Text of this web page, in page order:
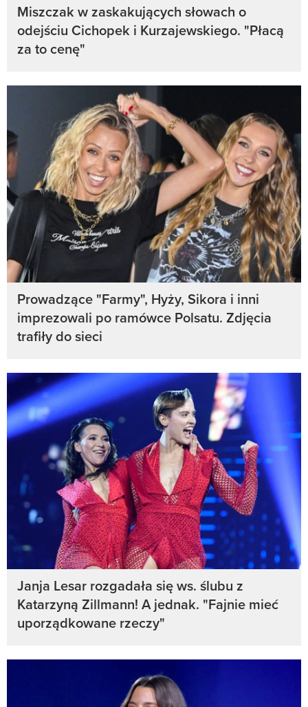
Miszczak w zaskakujących słowach o
odejściu Cichopek i Kurzajewskiego. "Płacą
za to cenę"
Prowadzące "Farmy", Hyży, Sikora i inni
imprezowali po ramówce Polsatu. Zdjęcia
trafiły do sieci
Janja Lesar rozgadała się ws. ślubu z
Katarzyną Zillmann! A jednak. "Fajnie mieć
uporządkowane rzeczy"